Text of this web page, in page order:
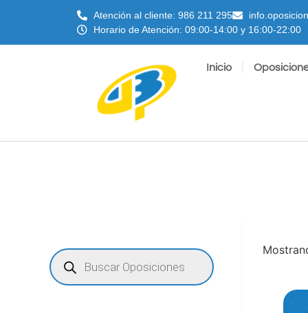
Atención al cliente: 986 211 295
Horario de Atención: 09:00-14:00 y 16:00-22:00
Inicio